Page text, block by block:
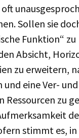
Sollen sie
Funktion“ zu
Absicht,
zu erweitern,
und eine Ver-
Ressourcen zu
stimmt es,